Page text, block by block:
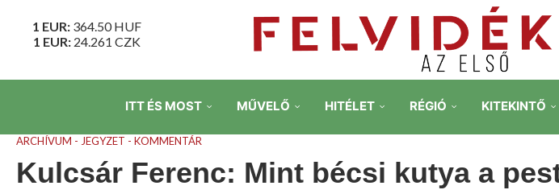
1 EUR: 364.50HUF
1 EUR: 24.261 CZK
ITT ÉS MOST MŰVELŐ HITÉLET RÉGIÓ KITEKINTŐ
ARCHÍVUM - JEGYZET - KOMMENTÁR
Kulcsár Ferenc: Mint bécsi kutya a